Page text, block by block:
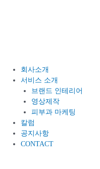
회사소개
서비스 소개
브랜드 인테리어
영상제작
피부과 마케팅
칼럼
공지사항
CONTACT